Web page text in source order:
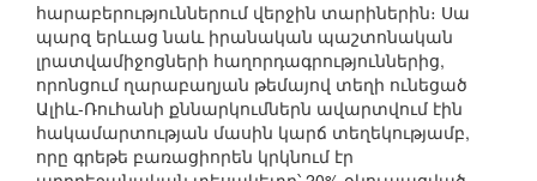
հարաբերություններում վերջին տարիներին։ Սա
պարզ երևաց նաև իրանական պաշտոնական
լրատվամիջոցների հաղորդագրություններից,
որոնցում ղարաբաղյան թեմայով տեղի ունեցած
Ալիև-Ռուհանի քննարկումներն ավարտվում էին
հակամարտության մասին կարճ տեղեկությամբ,
որը գրեթե բառացիորեն կրկնում էր